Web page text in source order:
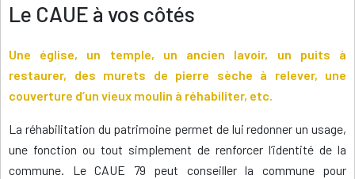
Le CAUE à vos côtés
Une église, un temple, un ancien lavoir, un puits à
restaurer, des murets de pierre sèche à relever, une
couverture d’un vieux moulin à réhabiliter, etc.
La réhabilitation du patrimoine permet de lui redonner un usage,
une fonction ou tout simplement de renforcer l’identité de la
commune. Le CAUE 79 peut conseiller la commune pour